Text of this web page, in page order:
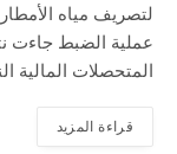
لتصريف مياه
عملية الضبط جاءت
المتحصلات المالية
قراءة المزيد